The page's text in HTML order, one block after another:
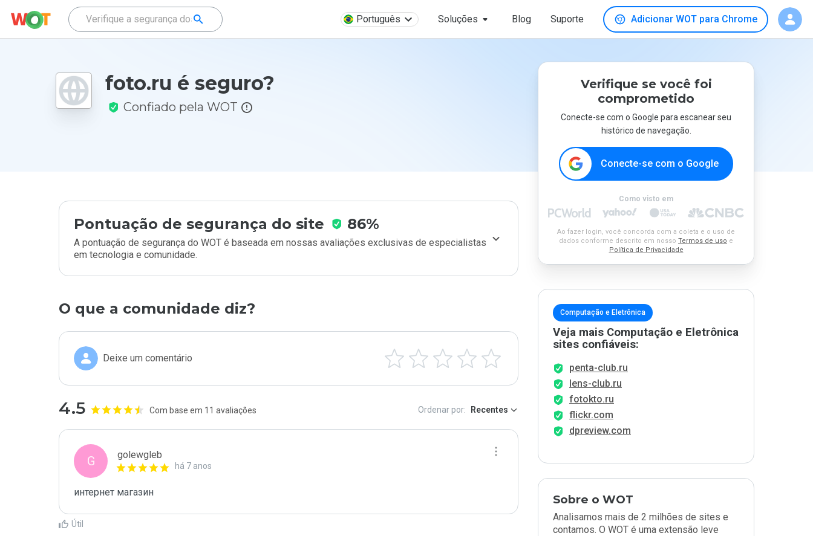
Português Soluções Blog Suporte Adicionar WOT para Chrome
foto.ru é seguro?
Confiado pela WOT
Pontuação de segurança do site 86%
A pontuação de segurança do WOT é baseada em nossas avaliações exclusivas de especialistas
em tecnologia e comunidade.
O que a comunidade diz?
Deixe um comentário
4.5 Com base em 11 avaliações Ordenar por: Recentes
G golewgleb
há 7 anos
интернет магазин
Útil
Verifique se você foi
comprometido
Conecte-se com o Google para escanear seu
histórico de navegação.
Conecte-se com o Google
Como visto em
Ao fazer login, você concorda com a coleta e o uso de
dados conforme descrito em nosso Termos de uso e
Política de Privacidade
Computação e Eletrônica
Veja mais Computação e Eletrônica
sites confiáveis:
penta-club.ru
lens-club.ru
fotokto.ru
flickr.com
dpreview.com
Sobre o WOT
Analisamos mais de 2 milhões de sites e
contamos. O WOT é uma extensão leve